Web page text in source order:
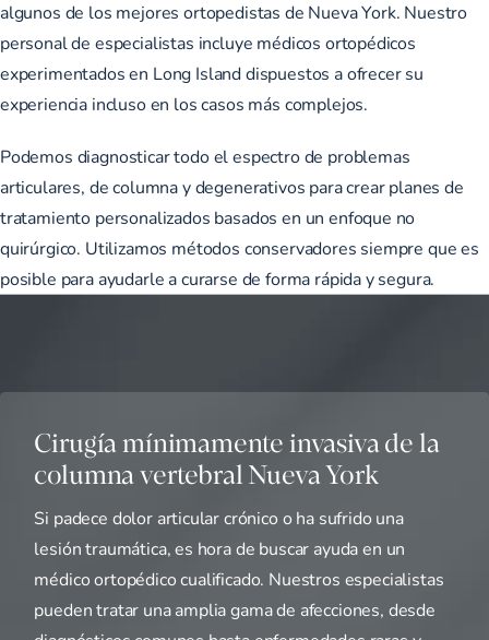
algunos de los mejores ortopedistas de Nueva York. Nuestro
personal de especialistas incluye médicos ortopédicos
experimentados en Long Island dispuestos a ofrecer su
experiencia incluso en los casos más complejos.
Podemos diagnosticar todo el espectro de problemas
articulares, de columna y degenerativos para crear planes de
tratamiento personalizados basados en un enfoque no
quirúrgico. Utilizamos métodos conservadores siempre que es
posible para ayudarle a curarse de forma rápida y segura.
Cirugía mínimamente invasiva de la
columna vertebral Nueva York
Si padece dolor articular crónico o ha sufrido una
lesión traumática, es hora de buscar ayuda en un
médico ortopédico cualificado. Nuestros especialistas
pueden tratar una amplia gama de afecciones, desde